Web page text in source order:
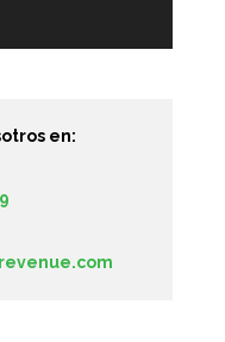
en: